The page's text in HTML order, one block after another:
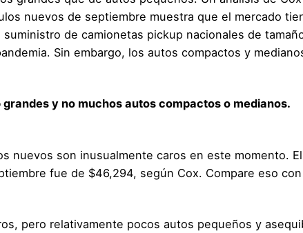
nuevos de septiembre muestra que el mercado
de camionetas pickup nacionales de
Sin embargo, los autos compactos y
y no muchos autos compactos o medianos.
nuevos son inusualmente caros en este momento.
fue de $46,294, según Cox. Compare eso
pero relativamente pocos autos pequeños y